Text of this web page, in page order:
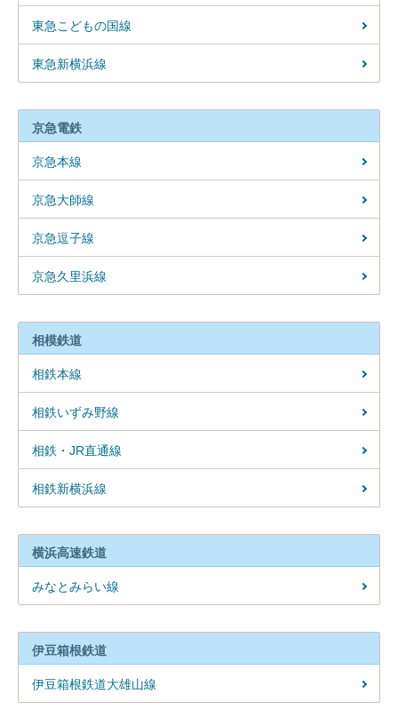
東急こどもの国線
東急新横浜線
京急電鉄
京急本線
京急大師線
京急逗子線
京急久里浜線
相模鉄道
相鉄本線
相鉄いずみ野線
相鉄・JR直通線
相鉄新横浜線
横浜高速鉄道
みなとみらい線
伊豆箱根鉄道
伊豆箱根鉄道大雄山線